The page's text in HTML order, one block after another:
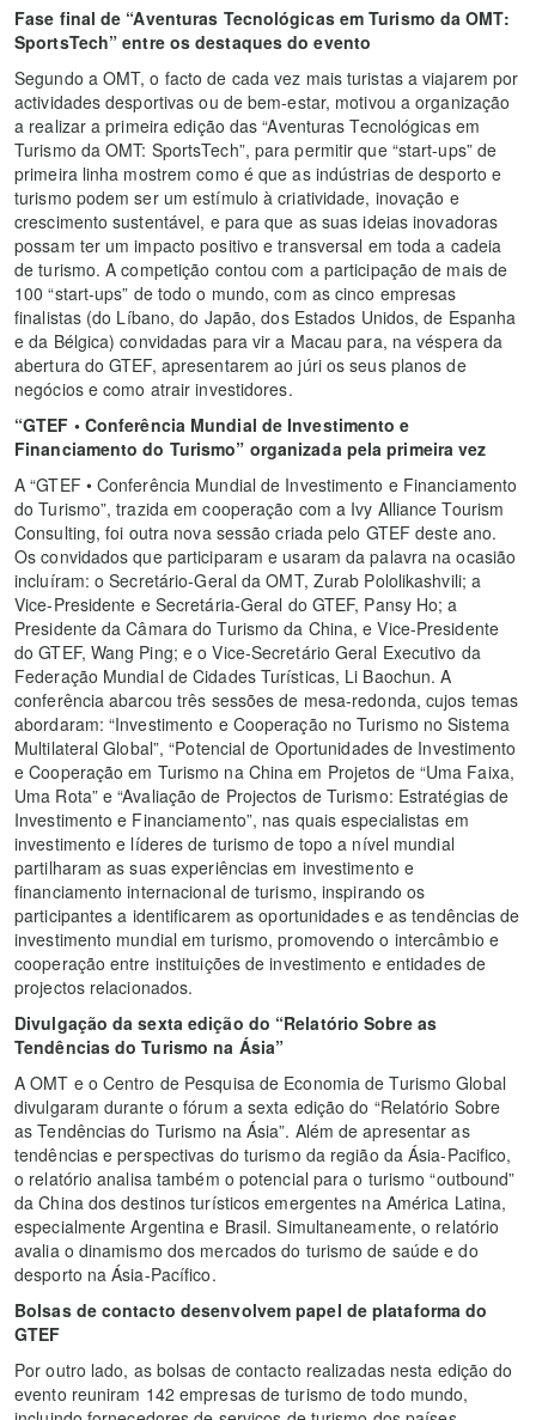
Fase final de “Aventuras Tecnológicas em Turismo da OMT:
SportsTech” entre os destaques do evento
Segundo a OMT, o facto de cada vez mais turistas a viajarem por
actividades desportivas ou de bem-estar, motivou a organização
a realizar a primeira edição das “Aventuras Tecnológicas em
Turismo da OMT: SportsTech”, para permitir que “start-ups” de
primeira linha mostrem como é que as indústrias de desporto e
turismo podem ser um estímulo à criatividade, inovação e
crescimento sustentável, e para que as suas ideias inovadoras
possam ter um impacto positivo e transversal em toda a cadeia
de turismo. A competição contou com a participação de mais de
100 “start-ups” de todo o mundo, com as cinco empresas
finalistas (do Líbano, do Japão, dos Estados Unidos, de Espanha
e da Bélgica) convidadas para vir a Macau para, na véspera da
abertura do GTEF, apresentarem ao júri os seus planos de
negócios e como atrair investidores.
“GTEF •Conferência Mundial de Investimento e
Financiamento do Turismo” organizada pela primeira vez
A “GTEF • Conferência Mundial de Investimento e Financiamento
do Turismo”, trazida em cooperação com a Ivy Alliance Tourism
Consulting, foi outra nova sessão criada pelo GTEF deste ano.
Os convidados que participaram e usaram da palavra na ocasião
incluíram: o Secretário-Geral da OMT, Zurab Pololikashvili; a
Vice-Presidente e Secretária-Geral do GTEF, Pansy Ho; a
Presidente da Câmara do Turismo da China, e Vice-Presidente
do GTEF, Wang Ping; e o Vice-Secretário Geral Executivo da
Federação Mundial de Cidades Turísticas, Li Baochun. A
conferência abarcou três sessões de mesa-redonda, cujos temas
abordaram: “Investimento e Cooperação no Turismo no Sistema
Multilateral Global”, “Potencial de Oportunidades de Investimento
e Cooperação em Turismo na China em Projetos de “Uma Faixa,
Uma Rota” e “Avaliação de Projectos de Turismo: Estratégias de
Investimento e Financiamento”, nas quais especialistas em
investimento e líderes de turismo de topo a nível mundial
partilharam as suas experiências em investimento e
financiamento internacional de turismo, inspirando os
participantes a identificarem as oportunidades e as tendências de
investimento mundial em turismo, promovendo o intercâmbio e
cooperação entre instituições de investimento e entidades de
projectos relacionados.
Divulgação da sexta edição do “Relatório Sobre as
Tendências do Turismo na Ásia”
A OMT e o Centro de Pesquisa de Economia de Turismo Global
divulgaram durante o fórum a sexta edição do “Relatório Sobre
as Tendências do Turismo na Ásia”. Além de apresentar as
tendências e perspectivas do turismo da região da Ásia-Pacifico,
o relatório analisa também o potencial para o turismo “outbound”
da China dos destinos turísticos emergentes na América Latina,
especialmente Argentina e Brasil. Simultaneamente, o relatório
avalia o dinamismo dos mercados do turismo de saúde e do
desporto na Ásia-Pacífico.
Bolsas de contacto desenvolvem papel de plataforma do
GTEF
Por outro lado, as bolsas de contacto realizadas nesta edição do
evento reuniram 142 empresas de turismo de todo mundo,